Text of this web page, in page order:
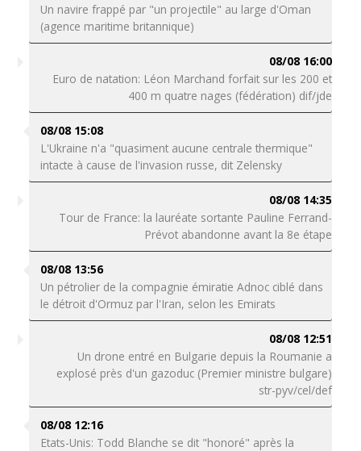
Un navire frappé par "un projectile" au large d'Oman
(agence maritime britannique)
08/08 16:00
Euro de natation: Léon Marchand forfait sur les 200 et
400 m quatre nages (fédération) dif/jde
08/08 15:08
L'Ukraine n'a "quasiment aucune centrale thermique"
intacte à cause de l'invasion russe, dit Zelensky
08/08 14:35
Tour de France: la lauréate sortante Pauline Ferrand-
Prévot abandonne avant la 8e étape
08/08 13:56
Un pétrolier de la compagnie émiratie Adnoc ciblé dans
le détroit d'Ormuz par l'Iran, selon les Emirats
08/08 12:51
Un drone entré en Bulgarie depuis la Roumanie a
explosé près d'un gazoduc (Premier ministre bulgare)
str-pyv/cel/def
08/08 12:16
Etats-Unis: Todd Blanche se dit "honoré" après la